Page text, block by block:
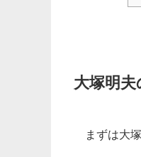
大塚明
まずは大